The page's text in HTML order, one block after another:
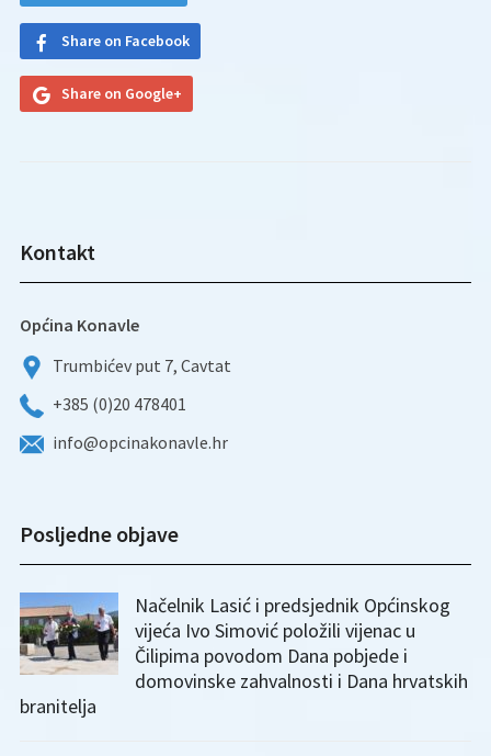
Share on Facebook
Share on Google+
Kontakt
Općina Konavle
Trumbićev put 7, Cavtat
+385 (0)20 478401
info@opcinakonavle.hr
Posljedne objave
Načelnik Lasić i predsjednik Općinskog
vijeća Ivo Simović položili vijenac u
Čilipima povodom Dana pobjede i
domovinske zahvalnosti i Dana hrvatskih
branitelja